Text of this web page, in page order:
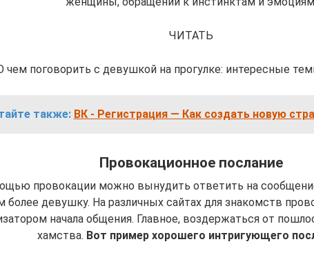
ЧИТАТЬ
чем поговорить с девушкой на прогулке: интересные
также: ВК - Регистрация — Как создать новую
Провокационное послание
провокации можно вынудить ответить на
более девушку. На различных сайтах для знакомств
начала общения. Главное, воздержаться от
хамства. Вот пример хорошего интригующего